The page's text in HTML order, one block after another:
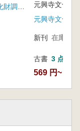
新刊 在庫なし
古書 3 点
569 円~